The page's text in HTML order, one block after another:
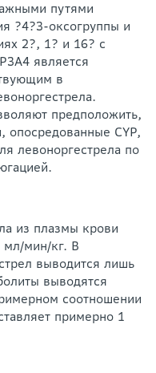
путями
?4?3-оксогруппы и
2?, 1? и 16? с
является
в
предположить,
опосредованные CYP,
левоноргестрела по
из плазмы крови
мл/мин/кг. В
выводится лишь
выводятся
соотношении
примерно 1